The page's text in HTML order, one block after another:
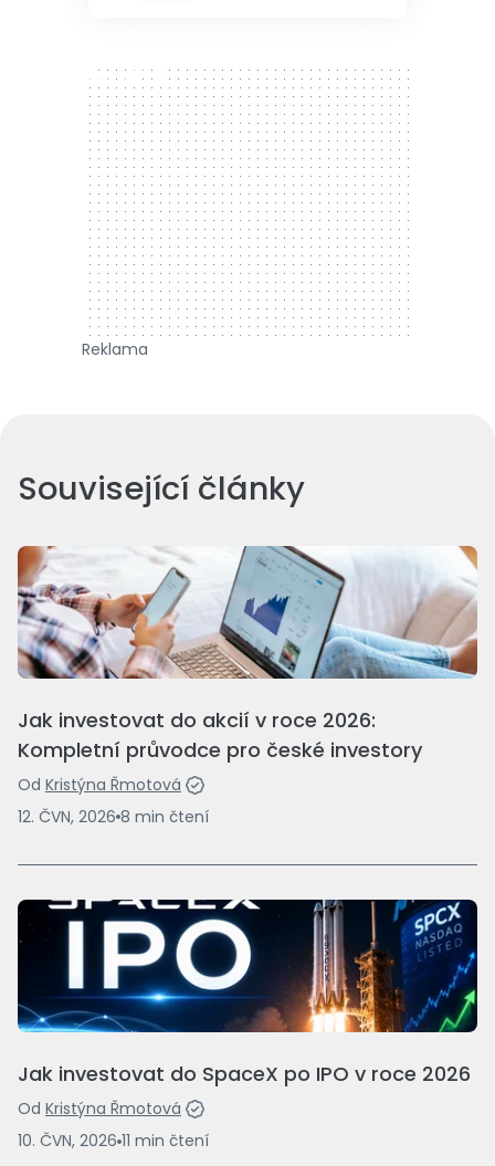
300 x 250
Reklama
Související články
Jak investovat do akcií v roce 2026:
Kompletní průvodce pro české investory
Od Kristýna Řmotová
12. ČVN, 2026 8 min čtení
Jak investovat do SpaceX po IPO v roce 2026
Od Kristýna Řmotová
10. ČVN, 2026 11 min čtení